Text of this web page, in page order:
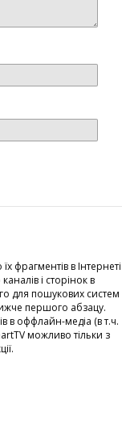
фрагментів в Інтернеті
і сторінок в
для пошукових систем
першого абзацу.
в оффлайн-медіа (в т.ч.
можливо тільки з